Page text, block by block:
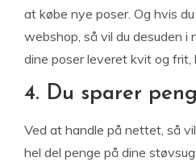
at købe nye poser. Og hvis
webshop, så vil du desuden
dine poser leveret kvit og frit,
4. Du sparer
Ved at handle på nettet, så
hel del penge på dine